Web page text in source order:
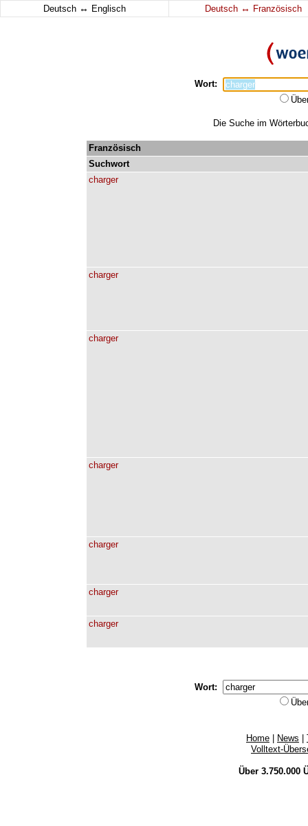
Deutsch ↔ Englisch Deutsch ↔ Französisch
Wort:
Die Suche im
Französisch
Suchwort
charger
charger
charger
charger
charger
charger
charger
Wort:
Home News
Volltext-
Über 3.750.000